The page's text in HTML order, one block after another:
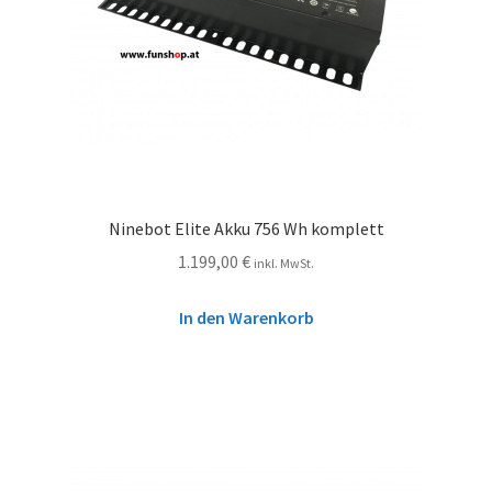
Ninebot Elite Akku 756 Wh komplett
1.199,00 € inkl. MwSt.
In den Warenkorb